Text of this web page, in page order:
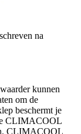
na
kunnen
om de
beschermt je
CLIMACOOL
CLIMACOOL